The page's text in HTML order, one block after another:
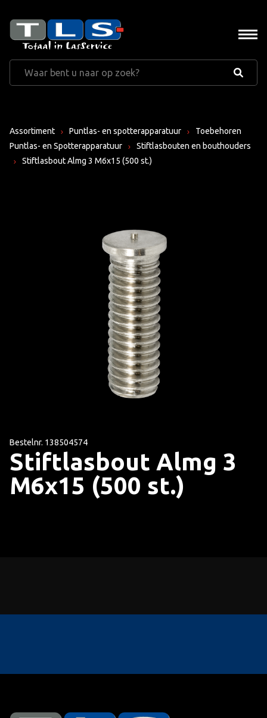
Assortiment Puntlas- en spotterapparatuur
Toebehoren
Puntlas- en Spotterapparatuur
Stiftlasbouten en bouthouders
Stiftlasbout Almg 3 M6x15 (500 st.)
Bestelnr. 138504574
Stiftlasbout Almg 3
M6x15 (500 st.)